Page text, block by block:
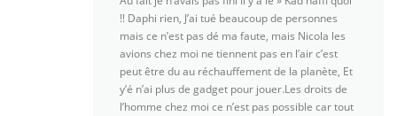
!! Daphi rien, J’ai tué beaucoup de personnes
mais ce n’est pas dé ma faute, mais Nicola les
avions chez moi ne tiennent pas en l’air c’est
peut être du au réchauffement de la planète, Et
y’é n’ai plus de gadget pour jouer.Les droits de
l’homme chez moi ce n’est pas possible car tout